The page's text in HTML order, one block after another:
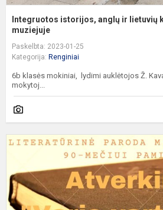
Integruotos istorijos, anglų ir lietuvių
muziejuje
Paskelbta: 2023-01-25
Kategorija: Renginiai
6b klasės mokiniai, lydimi auklėtojos Ž.
mokytoj...